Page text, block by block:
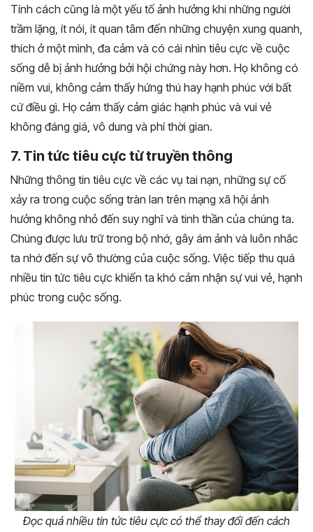
Tính cách cũng là một yếu tố ảnh hưởng khi những người
trầm lặng, ít nói, ít quan tâm đến những chuyện xung quanh,
thích ở một mình, đa cảm và có cái nhìn tiêu cực về cuộc
sống dễ bị ảnh hưởng bởi hội chứng này hơn. Họ không có
niềm vui, không cảm thấy hứng thú hay hạnh phúc với bất
cứ điều gì. Họ cảm thấy cảm giác hạnh phúc và vui vẻ
không đáng giá, vô dung và phí thời gian.
7. Tin tức tiêu cực từ truyền thông
Những thông tin tiêu cực về các vụ tai nạn, những sự cố
xảy ra trong cuộc sống tràn lan trên mạng xã hội ảnh
hưởng không nhỏ đến suy nghĩ và tinh thần của chúng ta.
Chúng được lưu trữ trong bộ nhớ, gây ám ảnh và luôn nhắc
ta nhớ đến sự vô thường của cuộc sống. Việc tiếp thu quá
nhiều tin tức tiêu cực khiến ta khó cảm nhận sự vui vẻ, hạnh
phúc trong cuộc sống.
Đọc quá nhiều tin tức tiêu cực có thể thay đổi đến cách